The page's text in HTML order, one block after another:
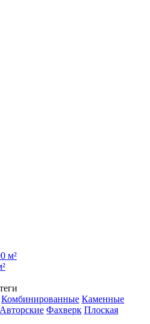
м²
Комбинированные Каменные
Авторские Фахверк Плоская